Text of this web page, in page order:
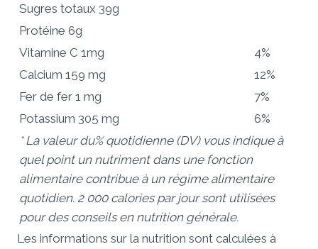
Sugres totaux 39g
Protéine 6g
Vitamine C 1mg
4%
Calcium 159 mg
12%
Fer de fer 1 mg
7%
Potassium 305 mg
6%
* La valeur du% quotidienne (DV) vous indique à
quel point un nutriment dans une fonction
alimentaire contribue à un régime alimentaire
quotidien. 2 000 calories par jour sont utilisées
pour des conseils en nutrition générale.
Les informations sur la nutrition sont calculées à